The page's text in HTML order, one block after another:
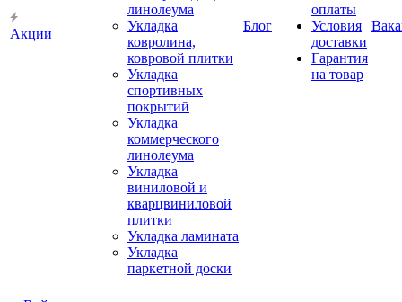
Акции
линолеума
Укладка
ковролина,
ковровой плитки
Укладка
спортивных
покрытий
Укладка
коммерческого
линолеума
Укладка
виниловой и
кварцвиниловой
плитки
Укладка ламината
Укладка
паркетной доски
Блог
оплаты
Условия
доставки
Гарантия
на товар